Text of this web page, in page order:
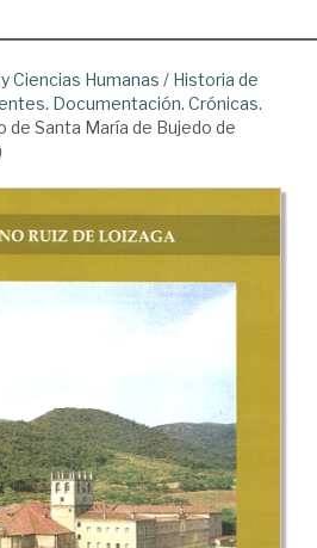
Ciencias Humanas / Historia de
Documentación. Crónicas.
de Santa María de Bujedo de